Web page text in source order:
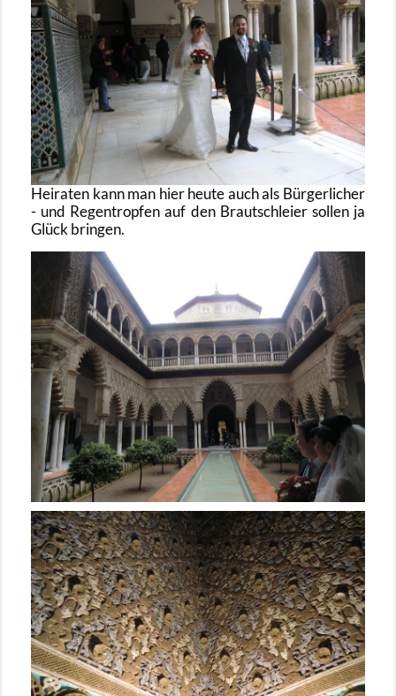
Hei­ra­ten kann man hier heute auch als Bür­ger­li­cher
- und Re­gen­trop­fen auf den Braut­schlei­er sol­len ja
Glück brin­gen.